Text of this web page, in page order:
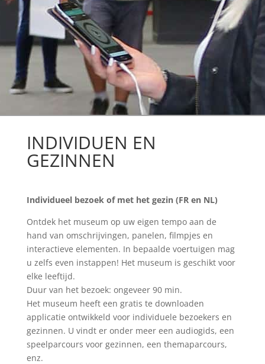
INDIVIDUEN EN
GEZINNEN
Individueel bezoek of met het gezin (FR en NL)
Ontdek het museum op uw eigen tempo aan de
hand van omschrijvingen, panelen, filmpjes en
interactieve elementen. In bepaalde voertuigen mag
u zelfs even instappen! Het museum is geschikt voor
elke leeftijd.
Duur van het bezoek: ongeveer 90 min.
Het museum heeft een gratis te downloaden
applicatie ontwikkeld voor individuele bezoekers en
gezinnen. U vindt er onder meer een audiogids, een
speelparcours voor gezinnen, een themaparcours,
enz.